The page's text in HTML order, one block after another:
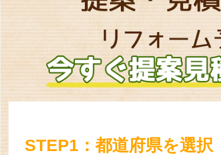
STEP1：都道府県を選択